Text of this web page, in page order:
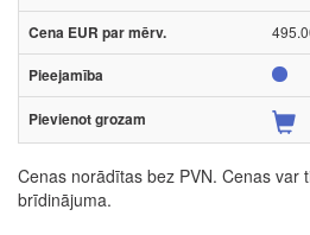
Cenas norādītas bez PVN. Cenas var
brīdinājuma.